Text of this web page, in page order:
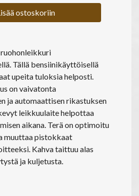
ostoskoriin
ruohonleikkuri
Tällä bensiinikäyttöisellä
upeita tuloksia helposti.
on vaivatonta
ja automaattisen rikastuksen
leikkuulaite helpottaa
aikana. Terä on optimoitu
muuttaa pistokkaat
Kahva taittuu alas
ja kuljetusta.